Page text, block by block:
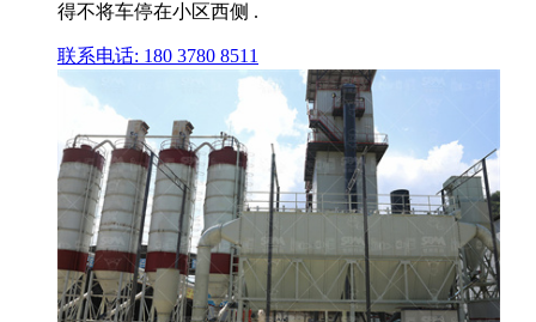
得不将车停在小区西侧 .
联系电话: 180 3780 8511